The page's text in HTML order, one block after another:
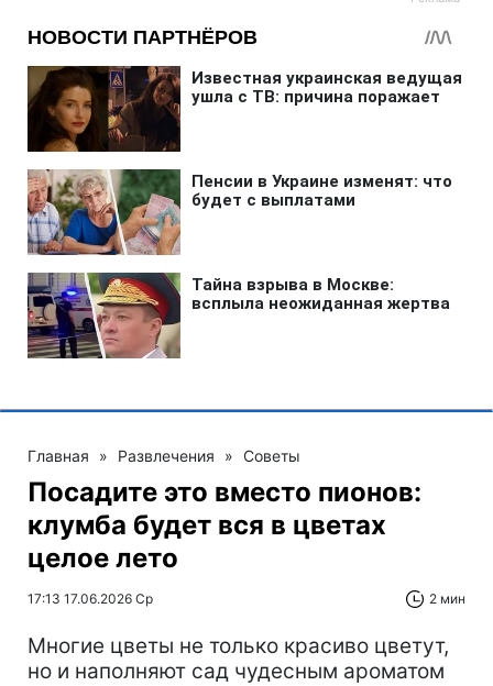
Главная » Развлечения » Советы
Посадите это вместо пионов:
клумба будет вся в цветах
целое лето
17:13 17.06.2026 Ср 2 мин
Многие цветы не только красиво цветут,
но и наполняют сад чудесным ароматом